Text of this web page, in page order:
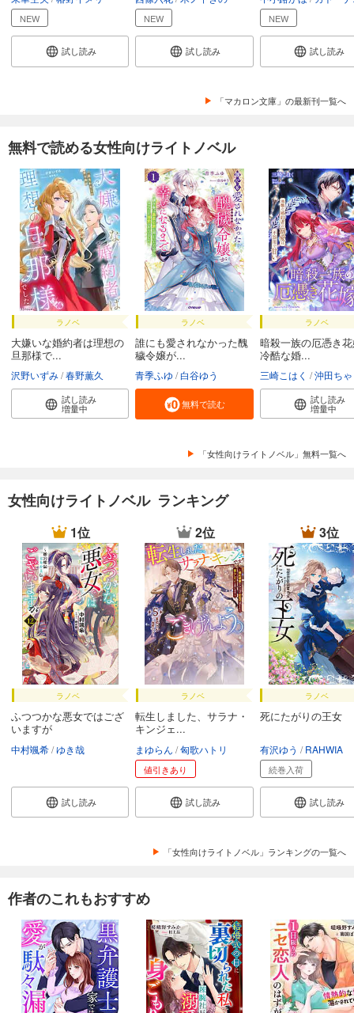
NEW
試し読み
NEW
試し読み
NEW
試し読み
「マカロン文庫」の最新刊一覧へ
無料で読める女性向けライトノベル
ラノベ
大嫌いな婚約者は理想の
旦那様で...
沢野いずみ 春野薫久
試し読み
増量中
ラノベ
誰にも愛されなかった醜
穢令嬢が...
青季ふゆ 白谷ゆう
無料で読む
ラノベ
暗殺一族の厄憑き
冷酷な婚...
三崎こはく 沖田ち
試し読み
増量中
「女性向けライトノベル」無料一覧へ
女性向けライトノベル ランキング
1位
ラノベ
ふつつかな悪女ではござ
いますが
中村颯希 ゆき哉
試し読み
2位
ラノベ
転生しました、サラナ・
キンジェ...
まゆらん 匈歌ハトリ
値引きあり
試し読み
3位
ラノベ
死にたがりの王女
有沢ゆう RAHWIA
続巻入荷
試し読み
「女性向けライトノベル」ランキングの一覧へ
作者のこれもおすすめ